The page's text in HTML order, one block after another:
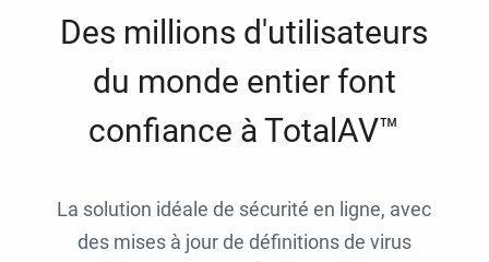
Des millions d'utilisateurs
du monde entier font
confiance à TotalAV™
La solution idéale de sécurité en ligne, avec
des mises à jour de définitions de virus